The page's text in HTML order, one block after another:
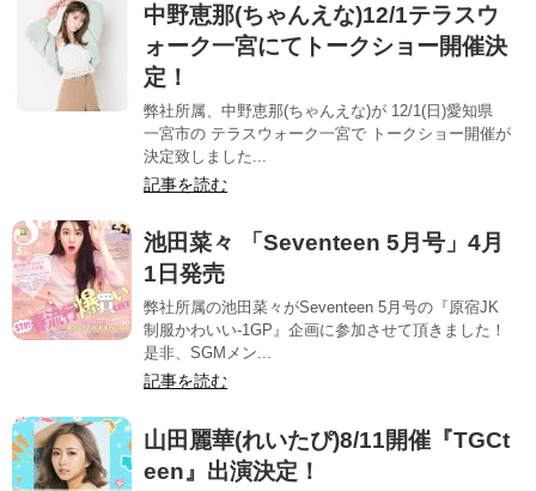
中野恵那(ちゃんえな)12/1テラスウ
ォーク一宮にてトークショー開催決
定！
弊社所属、中野恵那(ちゃんえな)が 12/1(日)愛知県
一宮市の テラスウォーク一宮で トークショー開催が
決定致しました...
記事を読む
池田菜々 「Seventeen 5月号」4月
1日発売
弊社所属の池田菜々がSeventeen 5月号の『原宿JK
制服かわいい-1GP』企画に参加させて頂きました！
是非、SGMメン...
記事を読む
山田麗華(れいたぴ)8/11開催『TGCt
een』出演決定！